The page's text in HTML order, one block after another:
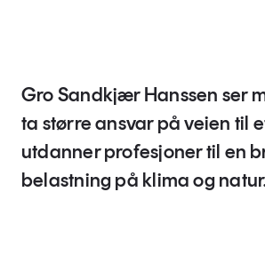
Gro Sandkjær Hanssen ser
ta større ansvar på veien til
utdanner profesjoner til en
belastning på klima og